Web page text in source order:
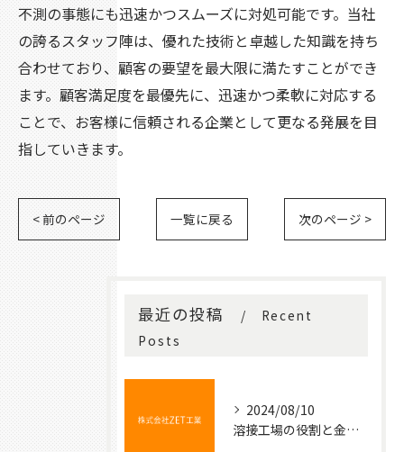
不測の事態にも迅速かつスムーズに対処可能です。当社
の誇るスタッフ陣は、優れた技術と卓越した知識を持ち
合わせており、顧客の要望を最大限に満たすことができ
ます。顧客満足度を最優先に、迅速かつ柔軟に対応する
ことで、お客様に信頼される企業として更なる発展を目
指していきます。
< 前のページ 一覧に戻る 次のページ >
最近の投稿
Recent
Posts
2024/08/10
溶接工場の役割と金属加工の基本